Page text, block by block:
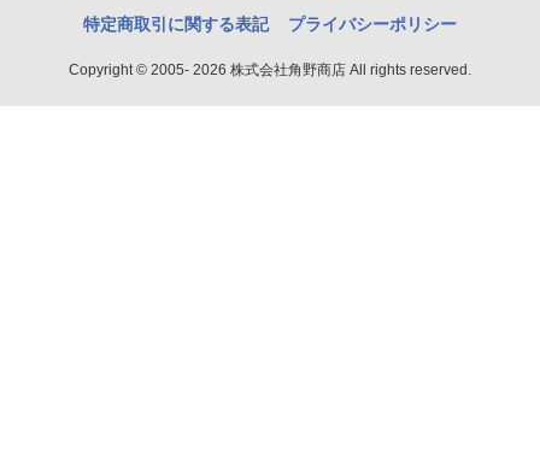
特定商取引に関する表記 プライバシーポリシー
Copyright © 2005- 2026 株式会社角野商店 All rights reserved.